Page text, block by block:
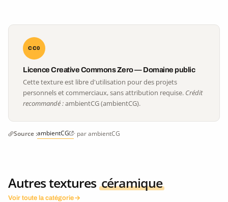
CC0
Licence Creative Commons Zero — Domaine public
Cette texture est libre d'utilisation pour des projets
personnels et commerciaux, sans attribution requise. Crédit
recommandé :ambientCG (ambientCG).
Source :ambientCG · par ambientCG
Autres textures céramique
Voir toute la catégorie